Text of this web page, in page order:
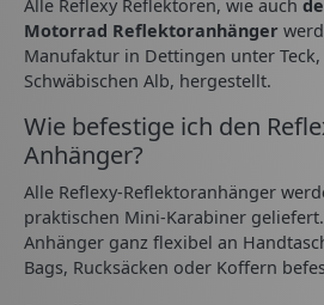
Alle Reflexy Reflektoren, wie auch
Motorrad Reflektoranhänger
Manufaktur in Dettingen unter Teck,
Schwäbischen Alb, hergestellt.
Wie befestige ich den
Anhänger?
Alle Reflexy-Reflektoranhänger
praktischen Mini-Karabiner
Anhänger ganz flexibel an
Bags, Rucksäcken oder Koffern